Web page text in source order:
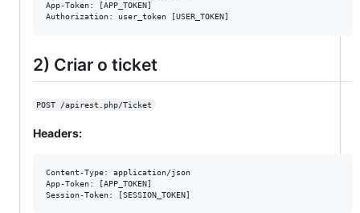
App-Token: [APP_TOKEN]
2) Criar o ticket
POST /apirest.php/Ticket
Headers:
Content-Type: application/json
App-Token: [APP_TOKEN]